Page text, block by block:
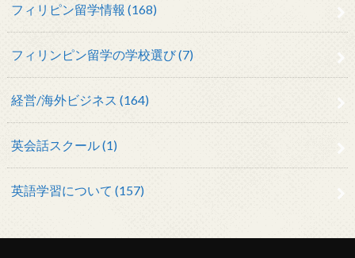
フィリピン留学情報 (168)
フィリンピン留学の学校選び (7)
経営/海外ビジネス (164)
英会話スクール (1)
英語学習について (157)